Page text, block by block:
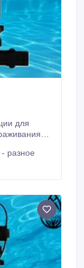
для
разное